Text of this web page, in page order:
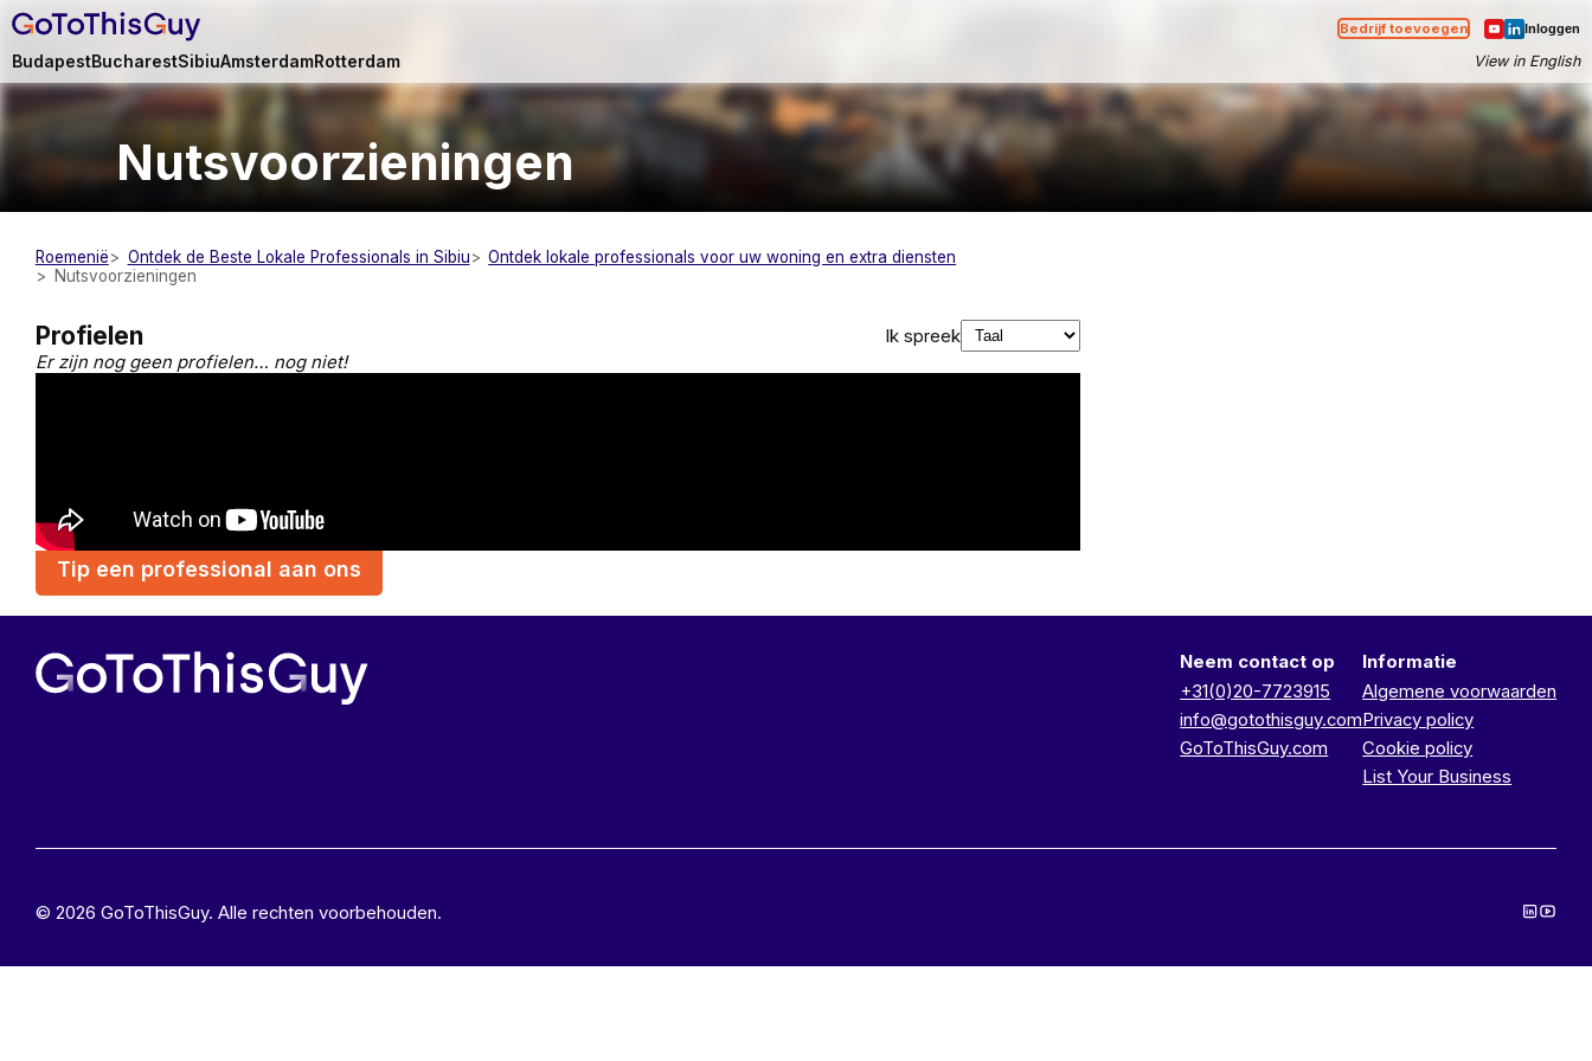
Bedrijf toevoegen Inloggen
BudapestBucharestSibiuAmsterdamRotterdam View in English
Nutsvoorzieningen
Roemenië Ontdek de Beste Lokale Professionals in Sibiu
Ontdek lokale professionals voor uw woning en extra diensten
Nutsvoorzieningen
Profielen
Ik spreek
Er zijn nog geen profielen… nog niet!
Tip een professional aan ons
Neem contact op
+31(0)20-7723915
info@gotothisguy.com
GoToThisGuy.com
Informatie
Algemene voorwaarden
Privacy policy
Cookie policy
List Your Business
© 2026 GoToThisGuy. Alle rechten voorbehouden.